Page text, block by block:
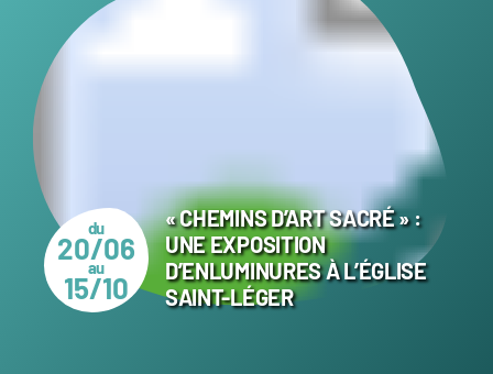
« CHEMINS D’ART SACRÉ » :
UNE EXPOSITION
D’ENLUMINURES À L’ÉGLISE
SAINT-LÉGER
du
20/06
au
15/10